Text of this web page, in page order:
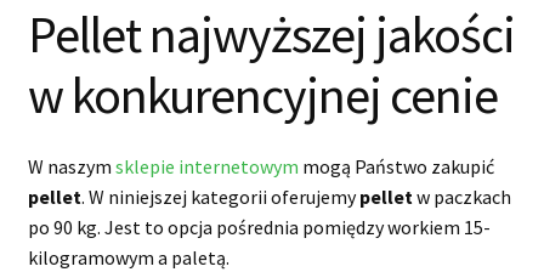
Pellet najwyższej jakości
w konkurencyjnej cenie
W naszym sklepie internetowym mogą Państwo zakupić
pellet. W niniejszej kategorii oferujemypelletw paczkach
po 90 kg. Jest to opcja pośrednia pomiędzy workiem 15-
kilogramowym a paletą.